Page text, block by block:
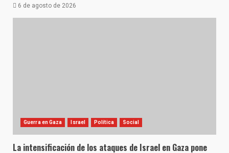
6 de agosto de 2026
Guerra en Gaza Israel Política Social
La intensificación de los ataques de Israel en Gaza pone